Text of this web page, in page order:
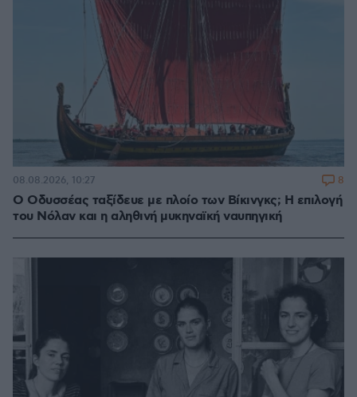
Ο Οδυσσέας ταξίδευε με πλοίο των Βίκινγκς; Η επιλογή
του Νόλαν και η αληθινή μυκηναϊκή ναυπηγική
08.08.2026, 10:27 8